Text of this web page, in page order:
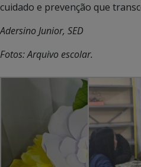
cuidado e prevenção que
Adersino Junior, SED
Fotos: Arquivo escolar.